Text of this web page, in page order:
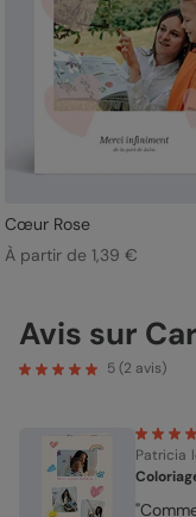
Cœur Rose
À partir de 1,39 €
Avis sur
5(2 avis)
Patricia